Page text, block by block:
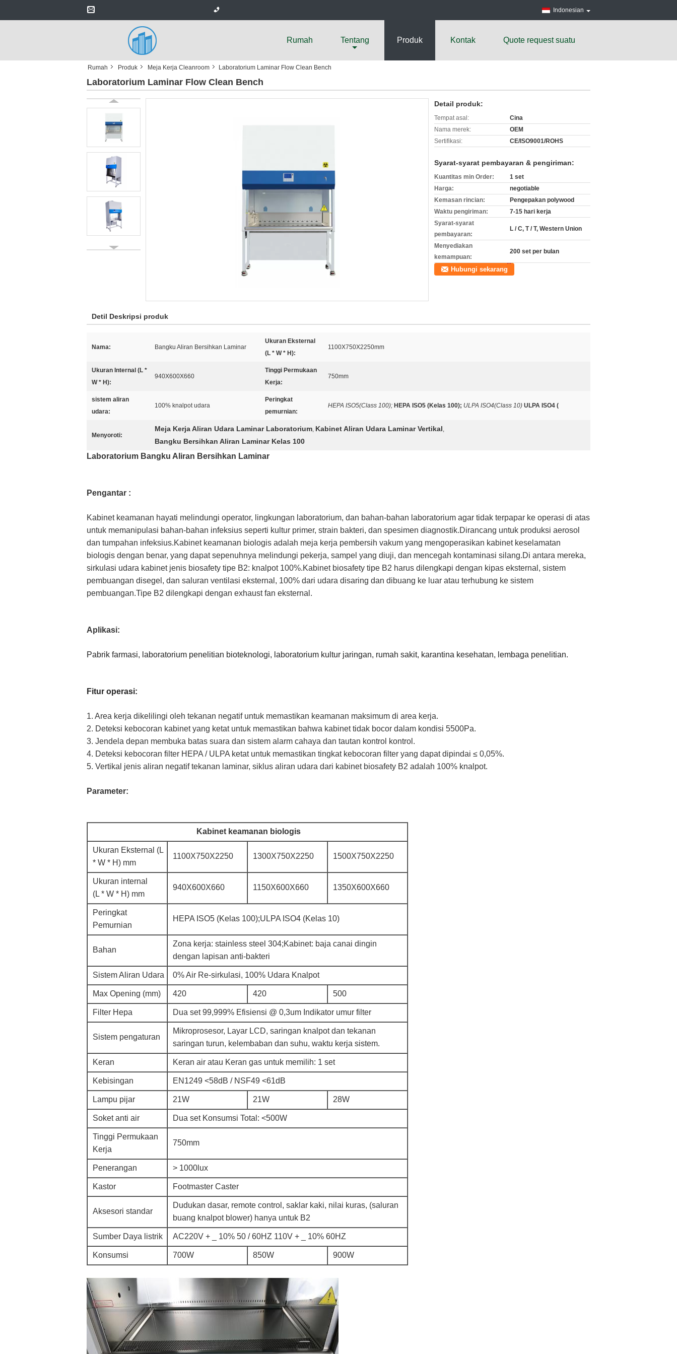
Indonesian
Rumah Tentang Produk Kontak Quote request suatu
Rumah Produk Meja Kerja Cleanroom Laboratorium Laminar Flow Clean Bench
Laboratorium Laminar Flow Clean Bench
Detail produk:
Tempat asal:
Cina
Nama merek:
OEM
Sertifikasi:
CE/ISO9001/ROHS
Syarat-syarat pembayaran & pengiriman:
Kuantitas min Order:
1 set
Harga:
negotiable
Kemasan rincian:
Pengepakan polywood
Waktu pengiriman:
7-15 hari kerja
Syarat-syarat
pembayaran:
L / C, T / T, Western Union
Menyediakan
kemampuan:
200 set per bulan
Hubungi sekarang
Detil Deskripsi produk
Nama: Bangku Aliran Bersihkan Laminar
Ukuran Eksternal
(L * W * H):
1100X750X2250mm
Ukuran Internal (L *
W * H):
940X600X660
Tinggi Permukaan
Kerja:
750mm
sistem aliran
udara:
100% knalpot udara
Peringkat
pemurnian:
HEPA ISO5(Class 100); HEPA ISO5 (Kelas 100); ULPA ISO4(Class 10) ULPA ISO4 (
Menyoroti:
Meja Kerja Aliran Udara Laminar Laboratorium, Kabinet Aliran Udara Laminar Vertikal,
Bangku Bersihkan Aliran Laminar Kelas 100
Laboratorium Bangku Aliran Bersihkan Laminar
Pengantar :
Kabinet keamanan hayati melindungi operator, lingkungan laboratorium, dan bahan-bahan laboratorium agar tidak terpapar ke operasi di atas
untuk memanipulasi bahan-bahan infeksius seperti kultur primer, strain bakteri, dan spesimen diagnostik.Dirancang untuk produksi aerosol
dan tumpahan infeksius.Kabinet keamanan biologis adalah meja kerja pembersih vakum yang mengoperasikan kabinet keselamatan
biologis dengan benar, yang dapat sepenuhnya melindungi pekerja, sampel yang diuji, dan mencegah kontaminasi silang.Di antara mereka,
sirkulasi udara kabinet jenis biosafety tipe B2: knalpot 100%.Kabinet biosafety tipe B2 harus dilengkapi dengan kipas eksternal, sistem
pembuangan disegel, dan saluran ventilasi eksternal, 100% dari udara disaring dan dibuang ke luar atau terhubung ke sistem
pembuangan.Tipe B2 dilengkapi dengan exhaust fan eksternal.
Aplikasi:
Pabrik farmasi, laboratorium penelitian bioteknologi, laboratorium kultur jaringan, rumah sakit, karantina kesehatan, lembaga penelitian.
Fitur operasi:
1. Area kerja dikelilingi oleh tekanan negatif untuk memastikan keamanan maksimum di area kerja.
2. Deteksi kebocoran kabinet yang ketat untuk memastikan bahwa kabinet tidak bocor dalam kondisi 5500Pa.
3. Jendela depan membuka batas suara dan sistem alarm cahaya dan tautan kontrol kontrol.
4. Deteksi kebocoran filter HEPA / ULPA ketat untuk memastikan tingkat kebocoran filter yang dapat dipindai ≤ 0,05%.
5. Vertikal jenis aliran negatif tekanan laminar, siklus aliran udara dari kabinet biosafety B2 adalah 100% knalpot.
Parameter:
Kabinet keamanan biologis
Ukuran Eksternal (L
* W * H) mm
1100X750X2250 1300X750X2250 1500X750X2250
Ukuran internal
(L * W * H) mm
940X600X660 1150X600X660 1350X600X660
Peringkat
Pemurnian
HEPA ISO5 (Kelas 100);ULPA ISO4 (Kelas 10)
Bahan
Zona kerja: stainless steel 304;Kabinet: baja canai dingin
dengan lapisan anti-bakteri
Sistem Aliran Udara 0% Air Re-sirkulasi, 100% Udara Knalpot
Max Opening (mm) 420 420 500
Filter Hepa Dua set 99,999% Efisiensi @ 0,3um Indikator umur filter
Sistem pengaturan
Mikroprosesor, Layar LCD, saringan knalpot dan tekanan
saringan turun, kelembaban dan suhu, waktu kerja sistem.
Keran Keran air atau Keran gas untuk memilih: 1 set
Kebisingan EN1249 <58dB / NSF49 <61dB
Lampu pijar 21W 21W 28W
Soket anti air Dua set Konsumsi Total: <500W
Tinggi Permukaan
Kerja
750mm
Penerangan > 1000lux
Kastor Footmaster Caster
Aksesori standar
Dudukan dasar, remote control, saklar kaki, nilai kuras, (saluran
buang knalpot blower) hanya untuk B2
Sumber Daya listrik AC220V + _ 10% 50 / 60HZ 110V + _ 10% 60HZ
Konsumsi 700W 850W 900W